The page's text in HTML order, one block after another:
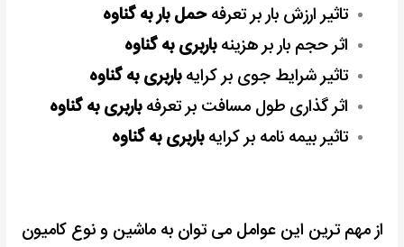
تاثیر ارزش بار بر تعرفهحمل بار به گناوه
اثر حجم بار بر هزینهباربری به گناوه
تاثیر شرایط جوی بر کرایهباربری به گناوه
اثر گذاری طول مسافت بر تعرفهباربری به گناوه
تاثیر بیمه نامه بر کرایهباربری به گناوه
از مهم ترین این عوامل می توان به ماشین و نوع کامیون